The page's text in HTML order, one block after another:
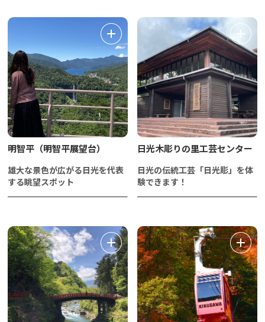
明智平（明智平展望台）
雄大な景色が広がる日光を代表
する眺望スポット
日光木彫りの里工芸センター
日光の伝統工芸「日光彫」を体
験できます！